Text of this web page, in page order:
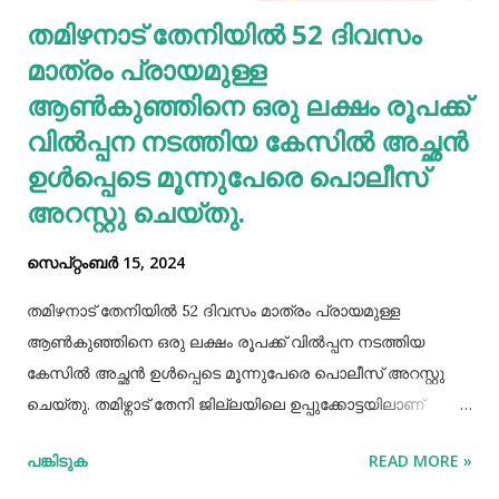
തടസപ്പെടുത്തും. നല്ല ഭക്ഷണം, വെള്ളം കുടിയ്ക്കുക, നല്ല
ഉറക്കം എന്നിവ മു...
തമിഴനാട് തേനിയില്‍ 52 ദിവസം
മാത്രം പ്രായമുള്ള
ആണ്‍കുഞ്ഞിനെ ഒരു ലക്ഷം രൂപക്ക്
വില്‍പ്പന നടത്തിയ കേസില്‍ അച്ഛൻ
ഉള്‍പ്പെടെ മൂന്നുപേരെ പൊലീസ്
അറസ്റ്റു ചെയ്തു.
സെപ്റ്റംബർ 15, 2024
തമിഴനാട് തേനിയില്‍ 52 ദിവസം മാത്രം പ്രായമുള്ള
ആണ്‍കുഞ്ഞിനെ ഒരു ലക്ഷം രൂപക്ക് വില്‍പ്പന നടത്തിയ
കേസില്‍ അച്ഛൻ ഉള്‍പ്പെടെ മൂന്നുപേരെ പൊലീസ് അറസ്റ്റു
ചെയ്തു. തമിഴ്നാട് തേനി ജില്ലയിലെ ഉപ്പുക്കോട്ടയിലാണ്
സ്വദേശികളായ ദമ്ബതികളുമാണ് അറസ്റ്റിലായത്. തേനി
പങ്കിടുക READ MORE »